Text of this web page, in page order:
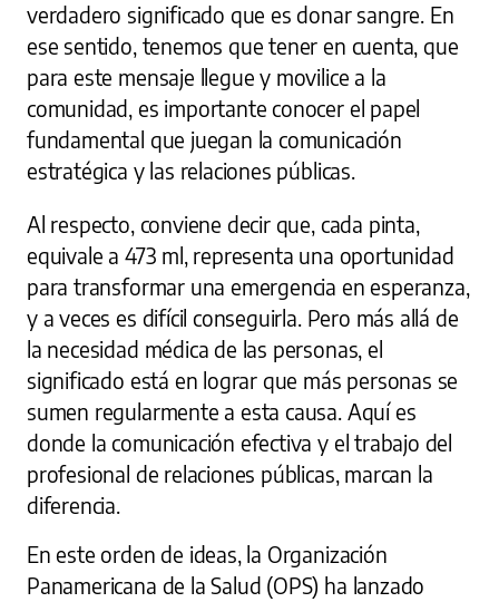
verdadero significado que es donar sangre. En
ese sentido, tenemos que tener en cuenta, que
para este mensaje llegue y movilice a la
comunidad, es importante conocer el papel
fundamental que juegan la comunicación
estratégica y las relaciones públicas.
Al respecto, conviene decir que, cada pinta,
equivale a 473 ml, representa una oportunidad
para transformar una emergencia en esperanza,
y a veces es difícil conseguirla. Pero más allá de
la necesidad médica de las personas, el
significado está en lograr que más personas se
sumen regularmente a esta causa. Aquí es
donde la comunicación efectiva y el trabajo del
profesional de relaciones públicas, marcan la
diferencia.
En este orden de ideas, la Organización
Panamericana de la Salud (OPS) ha lanzado